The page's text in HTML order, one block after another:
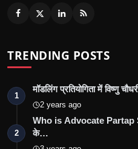
TRENDING POSTS
1
मॉडलिंग प्रतियोगिता में विष्णु
2 years ago
2
Who is Advocate Partap
के…